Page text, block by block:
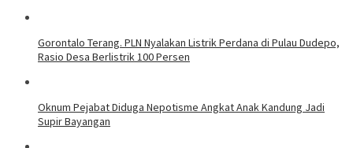
Gorontalo Terang. PLN Nyalakan Listrik Perdana di Pulau Dudepo,
Rasio Desa Berlistrik 100 Persen
Oknum Pejabat Diduga Nepotisme Angkat Anak Kandung Jadi
Supir Bayangan